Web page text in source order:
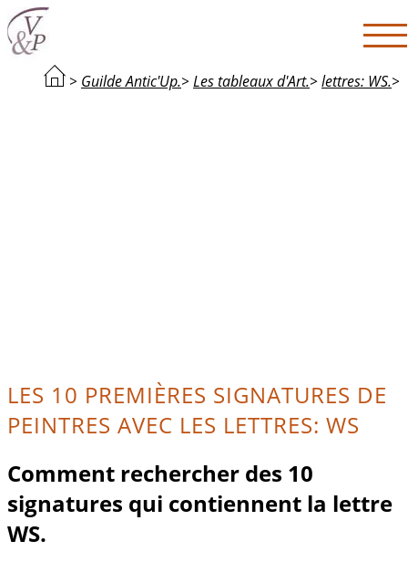
> Guilde Antic'Up.> Les tableaux d'Art.> lettres: WS.>
LES 10 PREMIÈRES SIGNATURES DE
PEINTRES AVEC LES LETTRES: WS
Comment rechercher des 10
signatures qui contiennent la lettre
WS.